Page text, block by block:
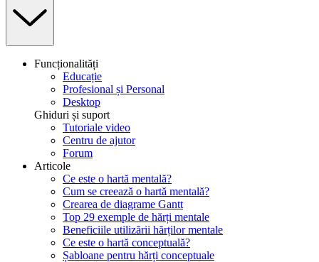
Funcționalități
Educație
Profesional și Personal
Desktop
Ghiduri și suport
Tutoriale video
Centru de ajutor
Forum
Articole
Ce este o hartă mentală?
Cum se creează o hartă mentală?
Crearea de diagrame Gantt
Top 29 exemple de hărți mentale
Beneficiile utilizării hărților mentale
Ce este o hartă conceptuală?
Șabloane pentru hărți conceptuale